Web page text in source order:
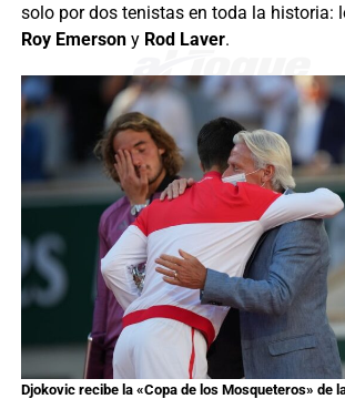
solo por dos tenistas en toda la historia:
Roy Emerson y Rod Laver.
Djokovic recibe la «Copa de los Mosqueteros» de